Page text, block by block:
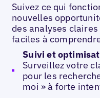
Suivez ce qui
nouvelles
des analyses
faciles à
Suivi et
Surveillez votre
pour les
moi » à forte